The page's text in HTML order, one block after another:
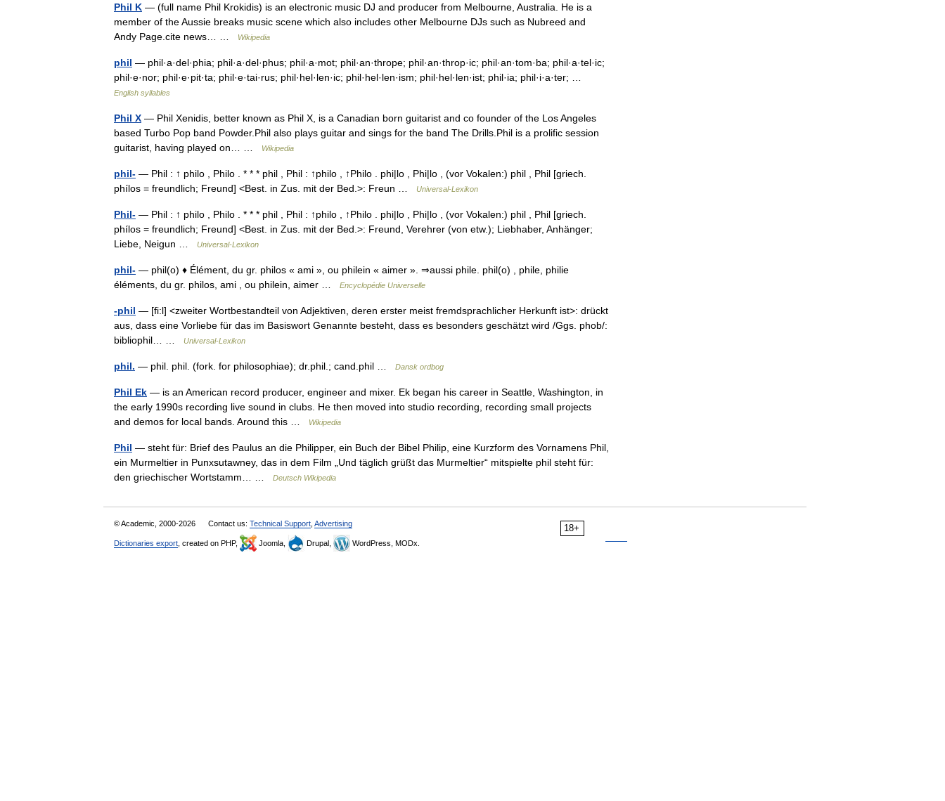
Phil K — (full name Phil Krokidis) is an electronic music DJ and producer from Melbourne, Australia. He is a
member of the Aussie breaks music scene which also includes other Melbourne DJs such as Nubreed and
Andy Page.cite news… …
Wikipedia
phil — phil·a·del·phia; phil·a·del·phus; phil·a·mot; phil·an·thrope; phil·an·throp·ic; phil·an·tom·ba; phil·a·tel·ic;
phil·e·nor; phil·e·pit·ta; phil·e·tai·rus; phil·hel·len·ic; phil·hel·len·ism; phil·hel·len·ist; phil·ia; phil·i·a·ter; …
English syllables
Phil X — Phil Xenidis, better known as Phil X, is a Canadian born guitarist and co founder of the Los Angeles
based Turbo Pop band Powder.Phil also plays guitar and sings for the band The Drills.Phil is a prolific session
guitarist, having played on… …
Wikipedia
phil- — Phil : ↑ philo , Philo . * * * phil , Phil : ↑philo , ↑Philo . phi|lo , Phi|lo , (vor Vokalen:) phil , Phil [griech.
phílos = freundlich; Freund] <Best. in Zus. mit der Bed.>: Freun …
Universal-Lexikon
Phil- — Phil : ↑ philo , Philo . * * * phil , Phil : ↑philo , ↑Philo . phi|lo , Phi|lo , (vor Vokalen:) phil , Phil [griech.
phílos = freundlich; Freund] <Best. in Zus. mit der Bed.>: Freund, Verehrer (von etw.); Liebhaber, Anhänger;
Liebe, Neigun …
Universal-Lexikon
phil- — phil(o) ♦ Élément, du gr. philos « ami », ou philein « aimer ». ⇒aussi phile. phil(o) , phile, philie
éléments, du gr. philos, ami , ou philein, aimer …
Encyclopédie Universelle
-phil — [fi:l] <zweiter Wortbestandteil von Adjektiven, deren erster meist fremdsprachlicher Herkunft ist>: drückt
aus, dass eine Vorliebe für das im Basiswort Genannte besteht, dass es besonders geschätzt wird /Ggs. phob/:
bibliophil… …
Universal-Lexikon
phil. — phil. phil. (fork. for philosophiae); dr.phil.; cand.phil … Dansk ordbog
Phil Ek — is an American record producer, engineer and mixer. Ek began his career in Seattle, Washington, in
the early 1990s recording live sound in clubs. He then moved into studio recording, recording small projects
and demos for local bands. Around this …
Wikipedia
Phil — steht für: Brief des Paulus an die Philipper, ein Buch der Bibel Philip, eine Kurzform des Vornamens Phil,
ein Murmeltier in Punxsutawney, das in dem Film „Und täglich grüßt das Murmeltier“ mitspielte phil steht für:
den griechischer Wortstamm… …
Deutsch Wikipedia
18+
© Academic, 2000-2026 Contact us: Technical Support Advertising
Dictionaries export , created on PHP, Joomla, Drupal, WordPress, MODx.